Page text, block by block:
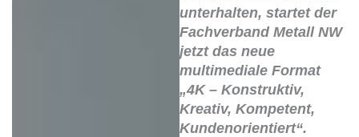
unterhalten, startet der
Fachverband Metall NW
jetzt das neue
multimediale Format
„4K – Konstruktiv,
Kreativ, Kompetent,
Kundenorientiert“.